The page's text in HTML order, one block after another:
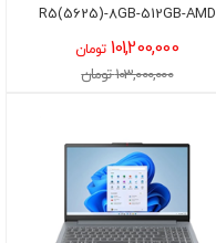
R5(5625)-8GB-512GB-AMD
101,200,000 تومان
103,000,000 تومان